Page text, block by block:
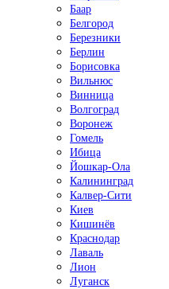
Баар
Белгород
Березники
Берлин
Борисовка
Вильнюс
Винница
Волгоград
Воронеж
Гомель
Ибица
Йошкар-Ола
Калининград
Калвер-Сити
Киев
Кишинёв
Краснодар
Лаваль
Лион
Луганск